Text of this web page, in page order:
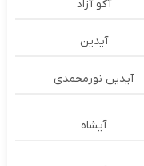
آکو آزاد
آیدین
آیدین نورمحمدی
آیشاه